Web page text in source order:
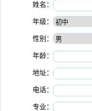
姓名：
年级：
性别：
年龄：
地址：
电话：
专业：